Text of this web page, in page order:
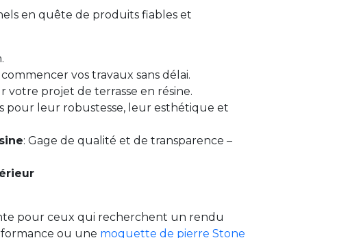
en quête de produits fiables et
vos travaux sans délai.
votre projet de terrasse en résine.
pour leur robustesse, leur esthétique et
: Gage de qualité et de transparence –
pour ceux qui recherchent un rendu
ou une moquette de pierre Stone